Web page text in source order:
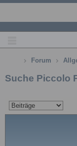
Forum
Suche Piccolo